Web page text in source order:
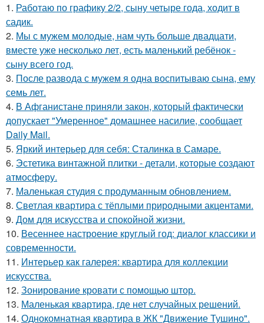
1. Работаю по графику 2/2, сыну четыре года, ходит в
садик.
2. Мы с мужем молодые, нам чуть больше двадцати,
вместе уже несколько лет, есть маленький ребёнок -
сыну всего год.
3. После развода с мужем я одна воспитываю сына, ему
семь лет.
4. В Афганистане приняли закон, который фактически
допускает "Умеренное" домашнее насилие, сообщает
Daily Mail.
5. Яркий интерьер для себя: Сталинка в Самаре.
6. Эстетика винтажной плитки - детали, которые создают
атмосферу.
7. Маленькая студия с продуманным обновлением.
8. Светлая квартира с тёплыми природными акцентами.
9. Дом для искусства и спокойной жизни.
10. Весеннее настроение круглый год: диалог классики и
современности.
11. Интерьер как галерея: квартира для коллекции
искусства.
12. Зонирование кровати с помощью штор.
13. Маленькая квартира, где нет случайных решений.
14. Однокомнатная квартира в ЖК "Движение Тушино".